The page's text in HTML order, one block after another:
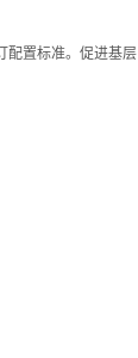
配置标准。促进基层